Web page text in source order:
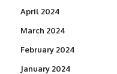
April 2024
March 2024
February 2024
January 2024